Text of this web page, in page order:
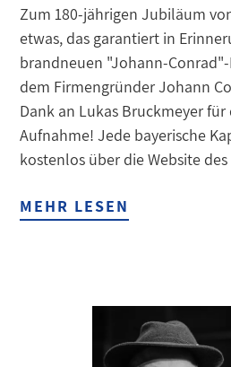
Zum 180-jährigen Jubiläum
etwas, das garantiert in
brandneuen "Johann-
dem Firmengründer Johann
Dank an Lukas Bruckmeyer
Aufnahme! Jede bayerische
kostenlos über die Website
MEHR LESEN